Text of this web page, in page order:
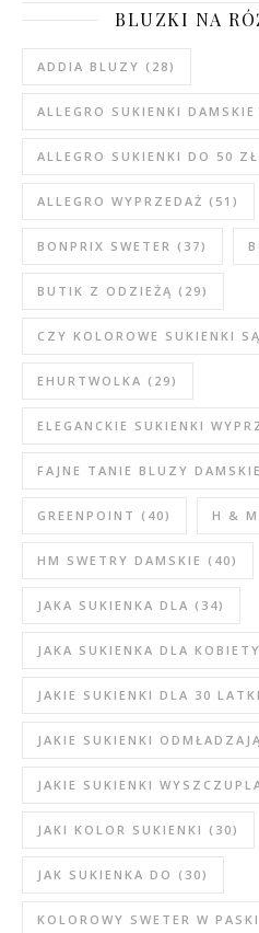
BLUZKI NA
ADDIA BLUZY (28)
ALLEGRO SUKIENKI DAMSKIE
ALLEGRO SUKIENKI DO 50 ZŁ
ALLEGRO WYPRZEDAŻ (51)
BONPRIX SWETER (37)
BUTIK Z ODZIEŻĄ (29)
CZY KOLOROWE SUKIENKI
EHURTWOLKA (29)
ELEGANCKIE SUKIENKI
FAJNE TANIE BLUZY DAMSKIE
GREENPOINT (40) H & M
HM SWETRY DAMSKIE (40)
JAKA SUKIENKA DLA (34)
JAKA SUKIENKA DLA
JAKIE SUKIENKI DLA 30
JAKIE SUKIENKI
JAKIE SUKIENKI
JAKI KOLOR SUKIENKI (30)
JAK SUKIENKA DO (30)
KOLOROWY SWETER W PASKI